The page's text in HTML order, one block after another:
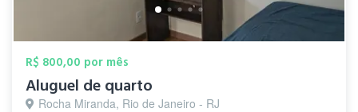
R$ 800,00 por mês
Aluguel de quarto
Rocha Miranda, Rio de Janeiro - RJ